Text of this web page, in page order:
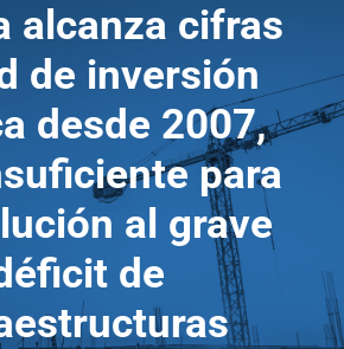
alcanza cifras
de inversión
desde 2007,
para
al grave
de